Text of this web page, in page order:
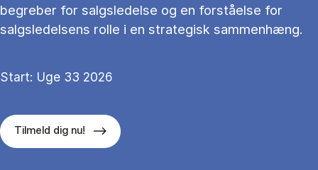
begreber for salgsledelse og en forståelse for
salgsledelsens rolle i en strategisk sammenhæng.
Start: Uge 33 2026
Tilmeld dig nu!